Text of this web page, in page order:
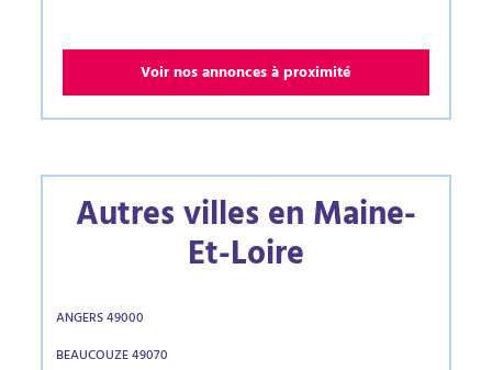
Voir nos annonces à proximité
Autres villes en Maine-
Et-Loire
ANGERS 49000
BEAUCOUZE 49070